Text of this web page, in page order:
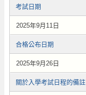
考試日期
2025年9月11日
合格公布日期
2025年9月26日
關於入學考試日程的備註